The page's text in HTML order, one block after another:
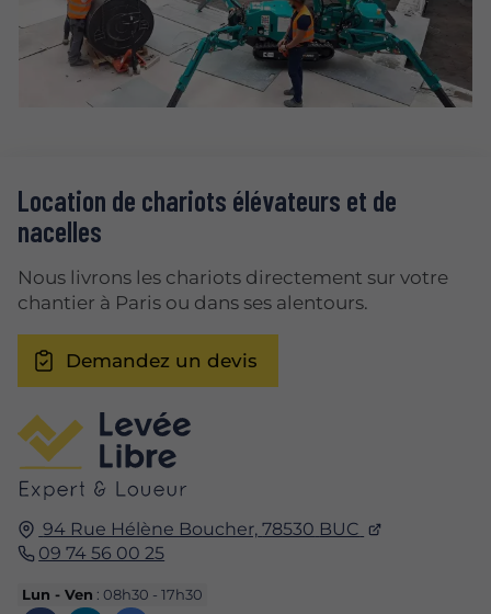
94 Rue Hélène Boucher, 78530 BUC
09 74 56 00 25
Lun - Ven : 08h30 - 17h30
Location de chariots élévateurs et de
nacelles
Nous livrons les chariots directement sur votre
chantier à Paris ou dans ses alentours.
Demandez un devis